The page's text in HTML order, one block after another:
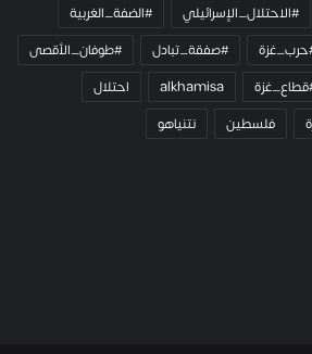
#الاحتلال_الإسرائيلي
#الضفة_الغربية
#صفقة_تبادل
#طوفان_الأقصى
alkhamisa
احتلال
فلسطين نتنياهو